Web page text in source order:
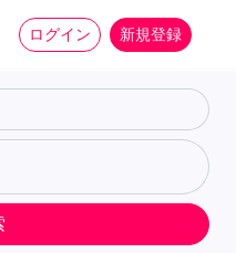
ログイン 新規登録